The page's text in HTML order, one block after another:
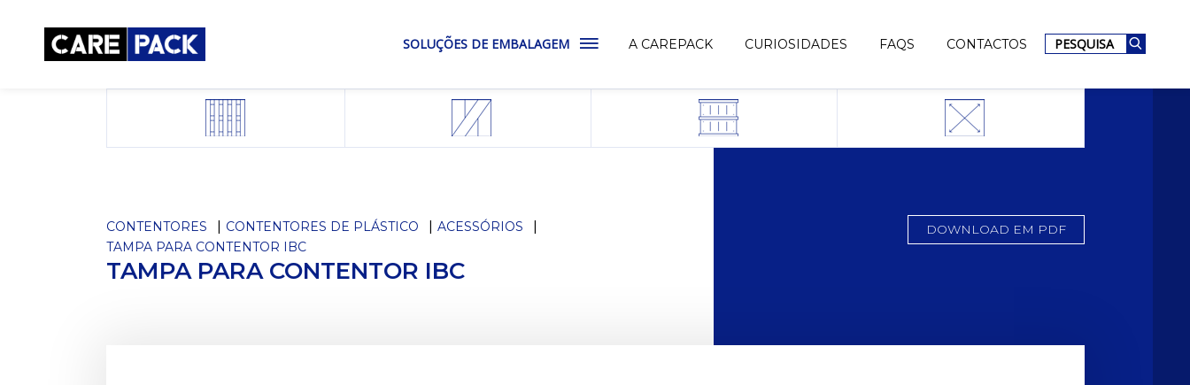
SOLUÇÕES DE EMBALAGEM A CAREPACK CURIOSIDADES FAQS CONTACTOS PESQUISA
CONTENTORES CONTENTORES DE PLÁSTICO
ACESSÓRIOS
TAMPA PARA CONTENTOR IBC
TAMPA PARA CONTENTOR IBC
DOWNLOAD EM PDF